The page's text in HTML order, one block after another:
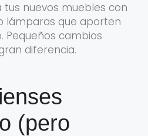
tus nuevos muebles con
lámparas que aporten
Pequeños cambios
diferencia.
(pero